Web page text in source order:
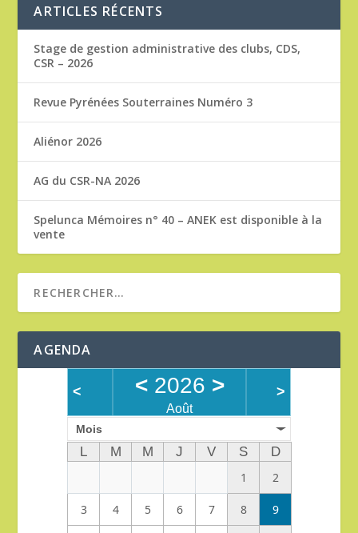
ARTICLES RÉCENTS
Stage de gestion administrative des clubs, CDS,
CSR – 2026
Revue Pyrénées Souterraines Numéro 3
Aliénor 2026
AG du CSR-NA 2026
Spelunca Mémoires n° 40 – ANEK est disponible à la
vente
AGENDA
< <2026 >
Août
>
Mois
L M M J V S
D
1
2
3 4 5 6 7 8 9